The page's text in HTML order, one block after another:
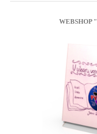
WEBSHOP